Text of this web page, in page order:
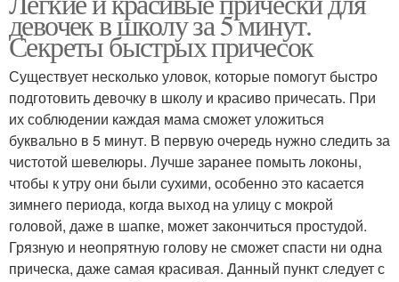
девочек в школу за 5 минут.
Секреты быстрых причесок
Существует несколько уловок, которые помогут быстро
подготовить девочку в школу и красиво причесать. При
их соблюдении каждая мама сможет уложиться
буквально в 5 минут. В первую очередь нужно следить за
чистотой шевелюры. Лучше заранее помыть локоны,
чтобы к утру они были сухими, особенно это касается
зимнего периода, когда выход на улицу с мокрой
головой, даже в шапке, может закончиться простудой.
Грязную и неопрятную голову не сможет спасти ни одна
прическа, даже самая красивая. Данный пункт следует с